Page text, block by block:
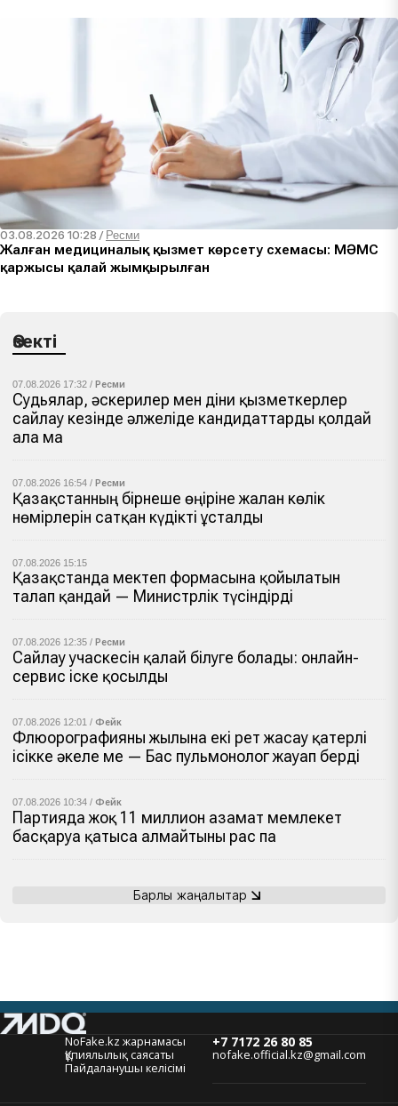
03.08.2026 10:28 / Ресми
Жалған медициналық қызмет көрсету схемасы: МӘМС
қаржысы қалай жымқырылған
Өзекті
07.08.2026 17:32 / Ресми
Судьялар, әскерилер мен діни қызметкерлер
сайлау кезінде әлжеліде кандидаттарды қолдай
ала ма
07.08.2026 16:54 / Ресми
Қазақстанның бірнеше өңіріне жалған көлік
нөмірлерін сатқан күдікті ұсталды
07.08.2026 15:15
Қазақстанда мектеп формасына қойылатын
талап қандай — Министрлік түсіндірді
07.08.2026 12:35 / Ресми
Сайлау учаскесін қалай білуге болады: онлайн-
сервис іске қосылды
07.08.2026 12:01 / Фейк
Флюорографияны жылына екі рет жасау қатерлі
ісікке әкеле ме — Бас пульмонолог жауап берді
07.08.2026 10:34 / Фейк
Партияда жоқ 11 миллион азамат мемлекет
басқаруға қатыса алмайтыны рас па
Барлық жаңалықтар
+7 7172 26 80 85
nofake.official.kz@gmail.com
NoFake.kz жарнамасы
Құпиялылық саясаты
Пайдаланушы келісімі